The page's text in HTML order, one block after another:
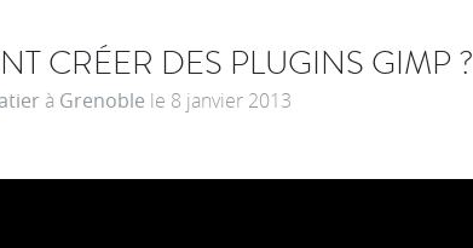
CRÉER DES PLUGINS GIMP ?
à Grenoble le 8 janvier 2013